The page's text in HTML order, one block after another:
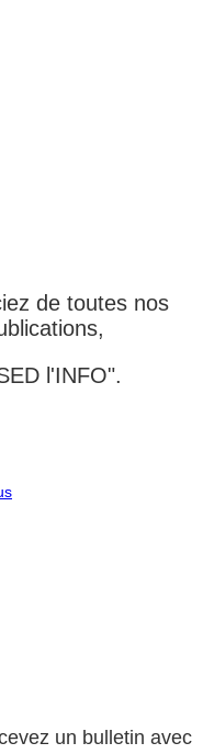
de toutes nos
l'INFO".
un bulletin avec